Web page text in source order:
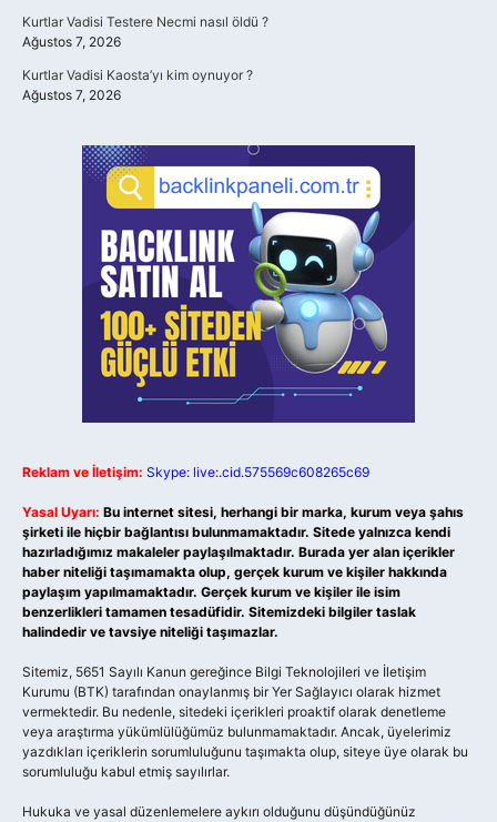
Kurtlar Vadisi Testere Necmi nasıl öldü ?
Ağustos 7, 2026
Kurtlar Vadisi Kaosta’yı kim oynuyor ?
Ağustos 7, 2026
Reklam ve İletişim: Skype: live:.cid.575569c608265c69
Yasal Uyarı: Bu internet sitesi, herhangi bir marka, kurum veya şahıs
şirketi ile hiçbir bağlantısı bulunmamaktadır. Sitede yalnızca kendi
hazırladığımız makaleler paylaşılmaktadır. Burada yer alan içerikler
haber niteliği taşımamakta olup, gerçek kurum ve kişiler hakkında
paylaşım yapılmamaktadır. Gerçek kurum ve kişiler ile isim
benzerlikleri tamamen tesadüfidir. Sitemizdeki bilgiler taslak
halindedir ve tavsiye niteliği taşımazlar.
Sitemiz, 5651 Sayılı Kanun gereğince Bilgi Teknolojileri ve İletişim
Kurumu (BTK) tarafından onaylanmış bir Yer Sağlayıcı olarak hizmet
vermektedir. Bu nedenle, sitedeki içerikleri proaktif olarak denetleme
veya araştırma yükümlülüğümüz bulunmamaktadır. Ancak, üyelerimiz
yazdıkları içeriklerin sorumluluğunu taşımakta olup, siteye üye olarak bu
sorumluluğu kabul etmiş sayılırlar.
Hukuka ve yasal düzenlemelere aykırı olduğunu düşündüğünüz